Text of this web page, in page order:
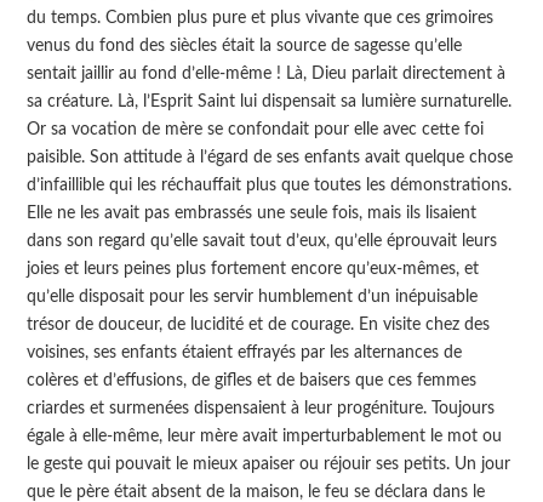
du temps. Combien plus pure et plus vivante que ces grimoires
venus du fond des siècles était la source de sagesse qu’elle
sentait jaillir au fond d’elle-même ! Là, Dieu parlait directement à
sa créature. Là, l’Esprit Saint lui dispensait sa lumière surnaturelle.
Or sa vocation de mère se confondait pour elle avec cette foi
paisible. Son attitude à l’égard de ses enfants avait quelque chose
d’infaillible qui les réchauffait plus que toutes les démonstrations.
Elle ne les avait pas embrassés une seule fois, mais ils lisaient
dans son regard qu’elle savait tout d’eux, qu’elle éprouvait leurs
joies et leurs peines plus fortement encore qu’eux-mêmes, et
qu’elle disposait pour les servir humblement d’un inépuisable
trésor de douceur, de lucidité et de courage. En visite chez des
voisines, ses enfants étaient effrayés par les alternances de
colères et d’effusions, de gifles et de baisers que ces femmes
criardes et surmenées dispensaient à leur progéniture. Toujours
égale à elle-même, leur mère avait imperturbablement le mot ou
le geste qui pouvait le mieux apaiser ou réjouir ses petits. Un jour
que le père était absent de la maison, le feu se déclara dans le